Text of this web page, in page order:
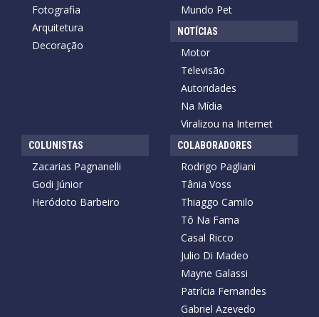
Fotografia
Arquitetura
Decoração
Mundo Pet
NOTÍCIAS
Motor
Televisão
Autoridades
Na Mídia
Viralizou na Internet
COLUNISTAS
Zacarias Pagnanelli
Godi Júnior
Heródoto Barbeiro
COLABORADORES
Rodrigo Pagliani
Tânia Voss
Thiaggo Camilo
Tô Na Fama
Casal Ricco
Julio Di Madeo
Mayne Galassi
Patrícia Fernandes
Gabriel Azevedo